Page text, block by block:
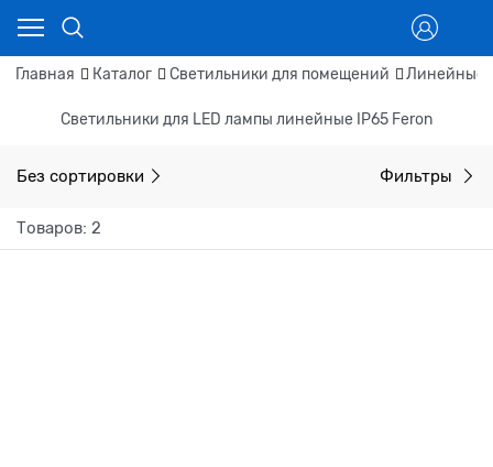
Главная Каталог Светильники для помещений Линейные
Светильники для LED лампы линейные IP65 Feron
Без сортировки Фильтры
Товаров: 2